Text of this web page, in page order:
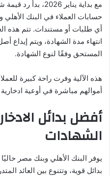
حسابات العملاء في البنك
أي طلبات أو مستندات. تتم هذه
انتهاء مدة الشهادة، ويتم إيداع
المستحق وفقًا لنوع الشهادة.
هذه الآلية وفرت راحة كبيرة
أموالهم مباشرة في أوعية
أفضل بدائل
الشهادات
يوفر البنك الأهلي وبنك مصر
بدائل قوية، وتتنوع بين العائد